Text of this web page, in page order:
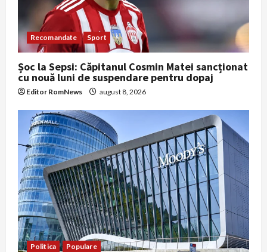
Recomandate Sport
Șoc la Sepsi: Căpitanul Cosmin Matei sancționat
cu nouă luni de suspendare pentru dopaj
Editor RomNews august 8, 2026
Politica Populare